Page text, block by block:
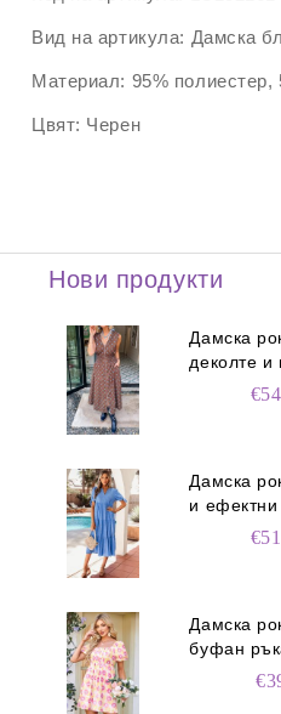
Вид на артикула: Дамска
Материал: 95% полиестер,
Цвят: Черен
Нови продукти
Дамска
деколте и
Дамска
и ефектни
Дамска
буфан